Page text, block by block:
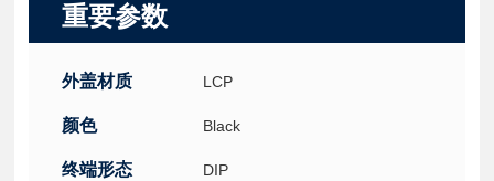
重要参数
外盖材质 LCP
颜色 Black
终端形态 DIP